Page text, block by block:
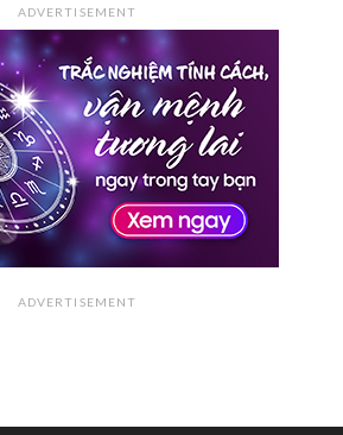
ADVERTISEMENT
ADVERTISEMENT